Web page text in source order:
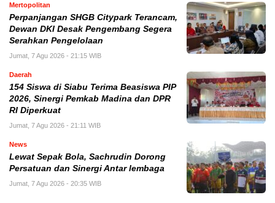
Mertopolitan
Perpanjangan SHGB Citypark Terancam,
Dewan DKI Desak Pengembang Segera
Serahkan Pengelolaan
Jumat, 7 Agu 2026 - 21:15 WIB
Daerah
154 Siswa di Siabu Terima Beasiswa PIP
2026, Sinergi Pemkab Madina dan DPR
RI Diperkuat
Jumat, 7 Agu 2026 - 21:11 WIB
News
Lewat Sepak Bola, Sachrudin Dorong
Persatuan dan Sinergi Antar lembaga
Jumat, 7 Agu 2026 - 20:35 WIB